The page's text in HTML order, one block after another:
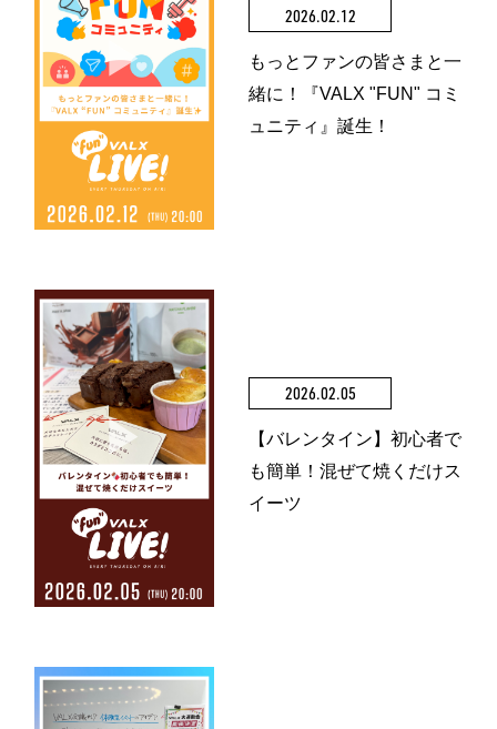
2026.02.12
もっとファンの皆さまと一
緒に！『VALX "FUN" コミ
ュニティ』誕生！
2026.02.05
【バレンタイン】初心者で
も簡単！混ぜて焼くだけス
イーツ